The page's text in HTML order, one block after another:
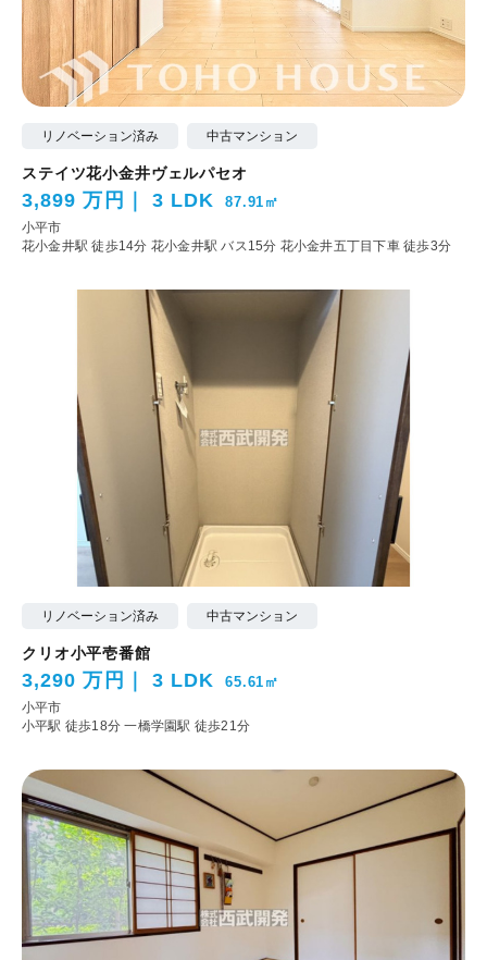
リノベーション済み 中古マンション
ステイツ花小金井ヴェルパセオ
3,899 万円 3 LDK 87.91㎡
小平市
花小金井駅 徒歩14分 花小金井駅 バス15分 花小金井五丁目下車 徒歩3分
リノベーション済み 中古マンション
クリオ小平壱番館
3,290 万円 3 LDK 65.61㎡
小平市
小平駅 徒歩18分一橋学園駅 徒歩21分